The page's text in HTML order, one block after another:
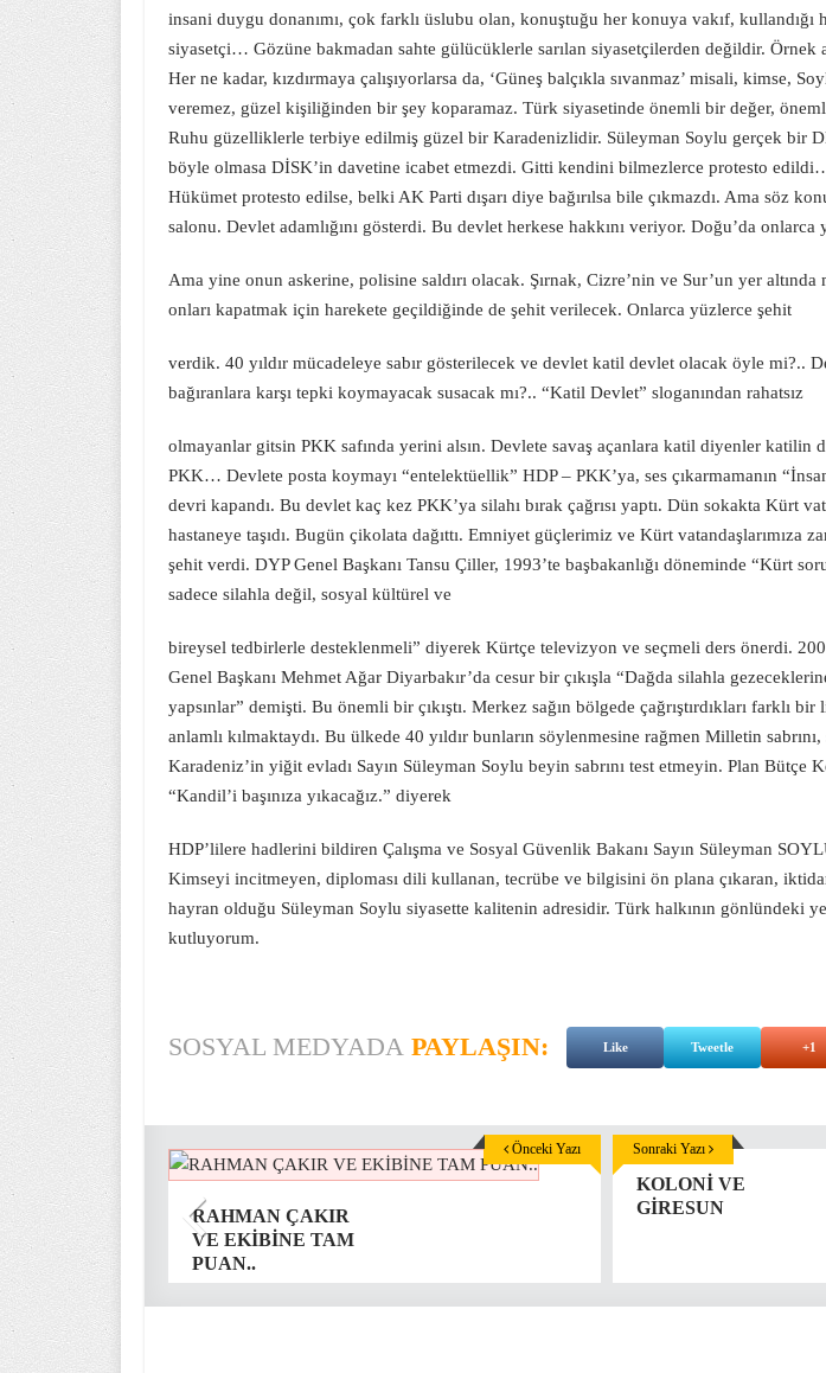
insani duygu donanımı, çok farklı üslubu olan, konuştuğu her konuya vakıf,
siyasetçi… Gözüne bakmadan sahte gülücüklerle sarılan siyasetçilerden değildir. Örnek
Her ne kadar, kızdırmaya çalışıyorlarsa da, ‘Güneş balçıkla sıvanmaz’ misali, kimse,
veremez, güzel kişiliğinden bir şey koparamaz. Türk siyasetinde önemli bir değer,
Ruhu güzelliklerle terbiye edilmiş güzel bir Karadenizlidir. Süleyman Soylu gerçek bir
böyle olmasa DİSK’in davetine icabet etmezdi. Gitti kendini bilmezlerce protesto
Hükümet protesto edilse, belki AK Parti dışarı diye bağırılsa bile çıkmazdı. Ama söz
salonu. Devlet adamlığını gösterdi. Bu devlet herkese hakkını veriyor. Doğu’da onlarca
Ama yine onun askerine, polisine saldırı olacak. Şırnak, Cizre’nin ve Sur’un yer
onları kapatmak için harekete geçildiğinde de şehit verilecek. Onlarca yüzlerce şehit
verdik. 40 yıldır mücadeleye sabır gösterilecek ve devlet katil devlet olacak öyle mi?..
bağıranlara karşı tepki koymayacak susacak mı?.. “Katil Devlet” sloganından rahatsız
olmayanlar gitsin PKK safında yerini alsın. Devlete savaş açanlara katil diyenler katilin
PKK… Devlete posta koymayı “entelektüellik” HDP – PKK’ya, ses çıkarmamanın
devri kapandı. Bu devlet kaç kez PKK’ya silahı bırak çağrısı yaptı. Dün sokakta Kürt
hastaneye taşıdı. Bugün çikolata dağıttı. Emniyet güçlerimiz ve Kürt vatandaşlarımıza
şehit verdi. DYP Genel Başkanı Tansu Çiller, 1993’te başbakanlığı döneminde “Kürt
sadece silahla değil, sosyal kültürel ve
bireysel tedbirlerle desteklenmeli” diyerek Kürtçe televizyon ve seçmeli ders önerdi.
Genel Başkanı Mehmet Ağar Diyarbakır’da cesur bir çıkışla “Dağda silahla
yapsınlar” demişti. Bu önemli bir çıkıştı. Merkez sağın bölgede çağrıştırdıkları farklı bir
anlamlı kılmaktaydı. Bu ülkede 40 yıldır bunların söylenmesine rağmen Milletin sabrını,
Karadeniz’in yiğit evladı Sayın Süleyman Soylu beyin sabrını test etmeyin. Plan Bütçe
“Kandil’i başınıza yıkacağız.” diyerek
HDP’lilere hadlerini bildiren Çalışma ve Sosyal Güvenlik Bakanı Sayın Süleyman
Kimseyi incitmeyen, diploması dili kullanan, tecrübe ve bilgisini ön plana çıkaran,
hayran olduğu Süleyman Soylu siyasette kalitenin adresidir. Türk halkının gönlündeki
kutluyorum.
SOSYAL MEDYADA PAYLAŞIN: Like Tweetle +1
RAHMAN ÇAKIR
VE EKİBİNE TAM
PUAN..
Önceki Yazı
KOLONİ VE
GİRESUN
Sonraki Yazı